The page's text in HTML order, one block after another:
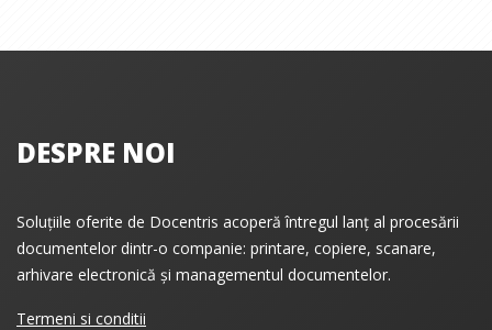
DESPRE NOI
Soluțiile oferite de Docentris acoperă întregul lanț al procesării
documentelor dintr-o companie: printare, copiere, scanare,
arhivare electronică și managementul documentelor.
Termeni si conditii